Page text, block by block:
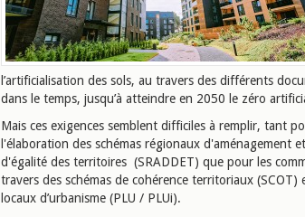
l’artificialisation des sols, au travers des différents
dans le temps, jusqu’à atteindre en 2050 le zéro
Mais ces exigences semblent difficiles à remplir, tant
l'élaboration des schémas régionaux d'aménagement
d'égalité des territoires (SRADDET) que pour les
travers des schémas de cohérence territoriaux (SCOT)
locaux d’urbanisme (PLU / PLUi).